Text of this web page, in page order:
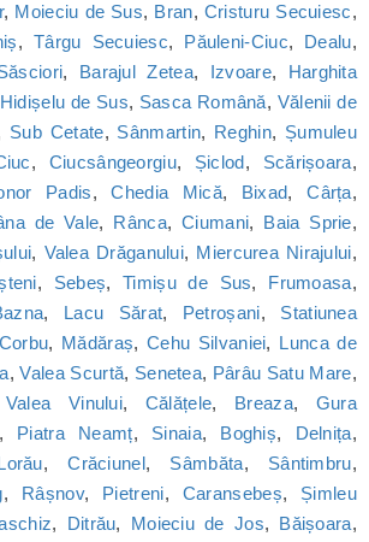
, Moieciu de Sus, Bran, Cristuru Secuiesc,
,Târgu Secuiesc, Păuleni-Ciuc, Dealu,
, Barajul Zetea, Izvoare, Harghita
Hidișelu de Sus, Sasca Română, Vălenii de
Sub Cetate, Sânmartin, Reghin, Șumuleu
, Ciucsângeorgiu, Șiclod, Scărișoara,
Padis,Chedia Mică, Bixad,Cârța,
de Vale, Rânca,Ciumani, Baia Sprie,
, Valea Drăganului, Miercurea Nirajului,
, Sebeș, Timișu de Sus, Frumoasa,
, Lacu Sărat, Petroșani, Statiunea
Corbu, Mădăraș, Cehu Silvaniei, Lunca de
,Valea Scurtă, Senetea, Pârâu Satu Mare,
Valea Vinului, Călățele, Breaza, Gura
, Piatra Neamț, Sinaia, Boghiș, Delnița,
,Crăciunel, Sâmbăta, Sântimbru,
, Râșnov, Pietreni, Caransebeș, Șimleu
, Ditrău, Moieciu de Jos, Băișoara,